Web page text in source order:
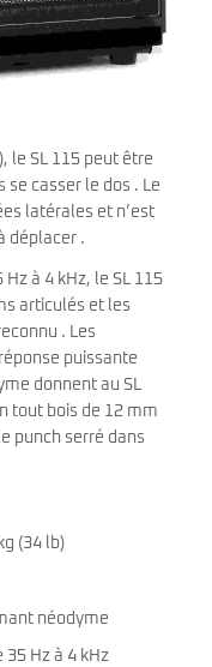
le SL 115 peut être
casser le dos . Le
latérales et n’est
déplacer .
à 4 kHz, le SL 115
articulés et les
. Les
puissante
donnent au SL
tout bois de 12 mm
punch serré dans
(34 lb)
néodyme
35 Hz à 4 kHz